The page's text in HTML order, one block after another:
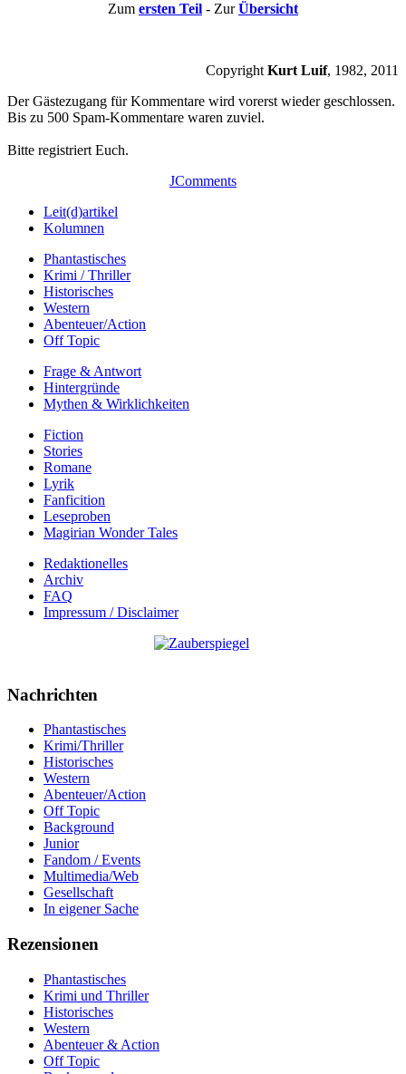
Zum ersten Teil - ZurÜbersicht
Copyright Kurt Luif, 1982, 2011
Der Gästezugang für Kommentare wird vorerst wieder geschlossen.
Bis zu 500 Spam-Kommentare waren zuviel.
Bitte registriert Euch.
JComments
Leit(d)artikel
Kolumnen
Phantastisches
Krimi / Thriller
Historisches
Western
Abenteuer/Action
Off Topic
Frage & Antwort
Hintergründe
Mythen & Wirklichkeiten
Fiction
Stories
Romane
Lyrik
Fanficition
Leseproben
Magirian Wonder Tales
Redaktionelles
Archiv
FAQ
Impressum / Disclaimer
Nachrichten
Phantastisches
Krimi/Thriller
Historisches
Western
Abenteuer/Action
Off Topic
Background
Junior
Fandom / Events
Multimedia/Web
Gesellschaft
In eigener Sache
Rezensionen
Phantastisches
Krimi und Thriller
Historisches
Western
Abenteuer & Action
Off Topic